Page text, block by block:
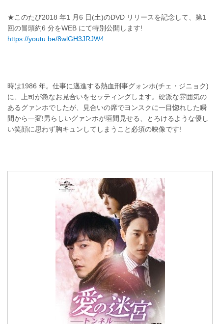
★このたび2018 年1 月6 日(土)のDVD リリースを記念して、第1
回の冒頭約6 分をWEB にて特別公開します!
https://youtu.be/8wlGH3JRJW4
時は1986 年。仕事に邁進する熱血刑事グォンホ(チェ・ジニョク)
に、上司が急なお見合いをセッティングします。硬派な雰囲気の
あるグァンホでしたが、見合いの席でヨンスクに一目惚れした瞬
間から一変!男らしいグァンホが垣間見せる、とろけるような優し
い笑顔に思わず胸キュンしてしまうこと必須の映像です!